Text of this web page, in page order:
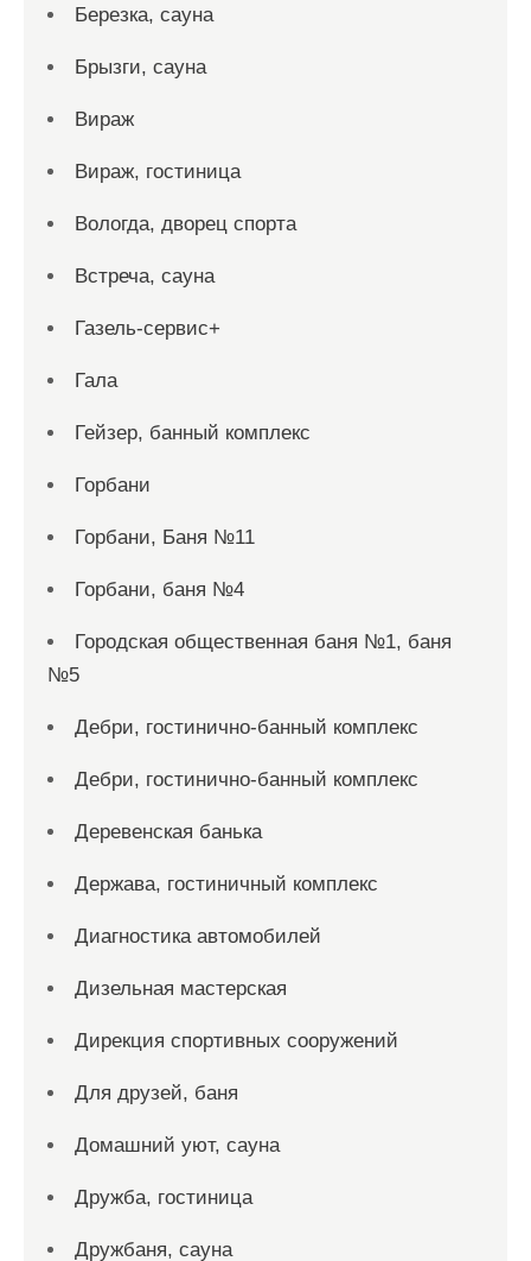
Березка, сауна
Брызги, сауна
Вираж
Вираж, гостиница
Вологда, дворец спорта
Встреча, сауна
Газель-сервис+
Гала
Гейзер, банный комплекс
Горбани
Горбани, Баня №11
Горбани, баня №4
Городская общественная баня №1, баня
№5
Дебри, гостинично-банный комплекс
Дебри, гостинично-банный комплекс
Деревенская банька
Держава, гостиничный комплекс
Диагностика автомобилей
Дизельная мастерская
Дирекция спортивных сооружений
Для друзей, баня
Домашний уют, сауна
Дружба, гостиница
Дружбаня, сауна